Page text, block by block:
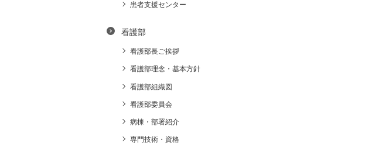
患者支援センター
看護部
看護部長ご挨拶
看護部理念・基本方針
看護部組織図
看護部委員会
病棟・部署紹介
専門技術・資格